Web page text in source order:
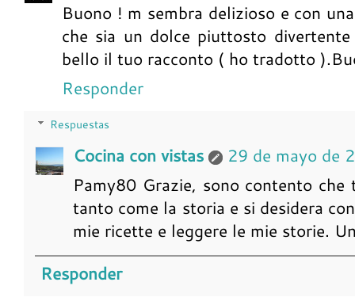
Buono ! m sembra delizioso e con
che sia un dolce piuttosto
bello il tuo racconto ( ho tradotto
Responder
Respuestas
Cocina con vistas
29 de mayo de
Pamy80 Grazie, sono contento
tanto come la storia e si desidera
mie ricette e leggere le mie storie.
Responder